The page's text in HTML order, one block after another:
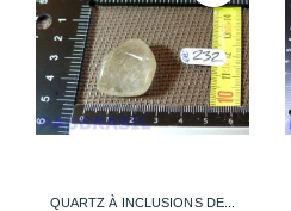
QUARTZ À INCLUSIONS DE...